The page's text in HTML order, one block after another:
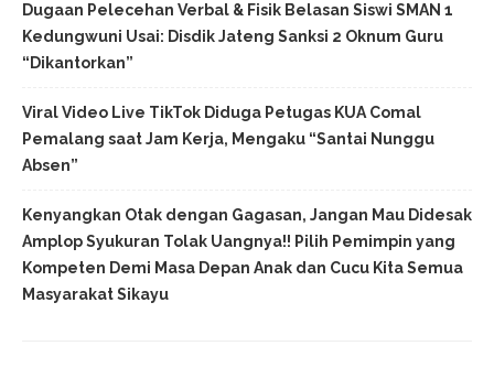
Dugaan Pelecehan Verbal & Fisik Belasan Siswi SMAN 1
Kedungwuni Usai: Disdik Jateng Sanksi 2 Oknum Guru
“Dikantorkan”
Viral Video Live TikTok Diduga Petugas KUA Comal
Pemalang saat Jam Kerja, Mengaku “Santai Nunggu
Absen”
Kenyangkan Otak dengan Gagasan, Jangan Mau Didesak
Amplop Syukuran Tolak Uangnya!! Pilih Pemimpin yang
Kompeten Demi Masa Depan Anak dan Cucu Kita Semua
Masyarakat Sikayu